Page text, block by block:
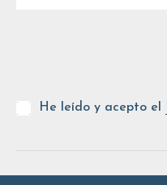
He leído y acepto el